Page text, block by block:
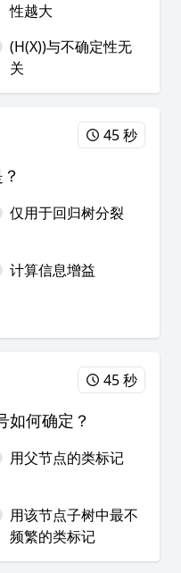
性越大
(H(X))与不确定性无
关
45 秒
仅用于回归树分裂
计算信息增益
45 秒
如何确定？
用父节点的类标记
用该节点子树中最不
频繁的类标记